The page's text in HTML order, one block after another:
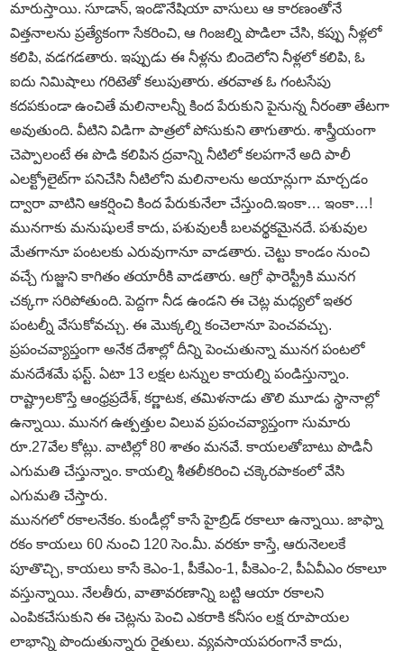
మారుస్తాయి. సూడాన్‌, ఇండొనేషియా వాసులు ఆ కారణంతోనే
విత్తనాలను ప్రత్యేకంగా సేకరించి, ఆ గింజల్ని పొడిలా చేసి, కప్పు నీళ్లలో
కలిపి, వడగడతారు. ఇప్పుడు ఈ నీళ్లను బిందెలోని నీళ్లలో కలిపి, ఓ
ఐదు నిమిషాలు గరిటెతో కలుపుతారు. తరవాత ఓ గంటసేపు
కదపకుండా ఉంచితే మలినాలన్నీ కింద పేరుకుని పైనున్న నీరంతా తేటగా
అవుతుంది. వీటిని విడిగా పాత్రలో పోసుకుని తాగుతారు. శాస్త్రీయంగా
చెప్పాలంటే ఈ పొడి కలిపిన ద్రవాన్ని నీటిలో కలపగానే అది పాలీ
ఎలక్ట్రోలైట్‌గా పనిచేసి నీటిలోని మలినాలను అయాన్లుగా మార్చడం
ద్వారా వాటిని ఆకర్షించి కింద పేరుకునేలా చేస్తుంది.ఇంకా… ఇంకా…!
మునగాకు మనుషులకే కాదు, పశువులకీ బలవర్థకమైనదే. పశువుల
మేతగానూ పంటలకు ఎరువుగానూ వాడతారు. చెట్టు కాండం నుంచి
వచ్చే గుజ్జుని కాగితం తయారీకి వాడతారు. ఆగ్రో ఫారెస్ట్రీకి మునగ
చక్కగా సరిపోతుంది. పెద్దగా నీడ ఉండని ఈ చెట్ల మధ్యలో ఇతర
పంటల్నీ వేసుకోవచ్చు. ఈ మొక్కల్ని కంచెలానూ పెంచవచ్చు.
ప్రపంచవ్యాప్తంగా అనేక దేశాల్లో దీన్ని పెంచుతున్నా మునగ పంటలో
మనదేశమే ఫస్ట్‌. ఏటా 13 లక్షల టన్నుల కాయల్ని పండిస్తున్నాం.
రాష్ట్రాలకొస్తే ఆంధ్రప్రదేశ్‌, కర్ణాటక, తమిళనాడు తొలి మూడు స్థానాల్లో
ఉన్నాయి. మునగ ఉత్పత్తుల విలువ ప్రపంచవ్యాప్తంగా సుమారు
రూ.27వేల కోట్లు. వాటిల్లో 80 శాతం మనవే. కాయలతోబాటు పొడినీ
ఎగుమతి చేస్తున్నాం. కాయల్ని శీతలీకరించి చక్కెరపాకంలో వేసి
ఎగుమతి చేస్తారు.
మునగలో రకాలనేకం. కుండీల్లో కాసే హైబ్రిడ్‌ రకాలూ ఉన్నాయి. జాఫ్నా
రకం కాయలు 60 నుంచి 120 సెం.మీ. వరకూ కాస్తే, ఆరునెలలకే
పూతొచ్చి, కాయలు కాసే కెఎం-1, పీకేఎం-1, పీకెఎం-2, పీఏవీఎం రకాలూ
వస్తున్నాయి. నేలతీరు, వాతావరణాన్ని బట్టి ఆయా రకాలని
ఎంపికచేసుకుని ఈ చెట్లను పెంచి ఎకరాకి కనీసం లక్ష రూపాయల
లాభాన్ని పొందుతున్నారు రైతులు. వ్యవసాయపరంగానే కాదు,